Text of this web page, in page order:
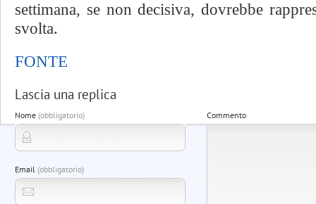
settimana, se non decisiva, dovrebbe
svolta.
FONTE
Lascia una replica
Nome (obbligatorio)
Email (obbligatorio)
Commento